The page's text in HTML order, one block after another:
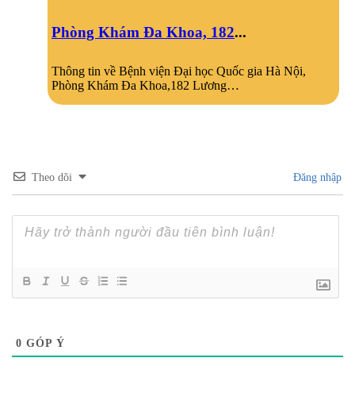
Phòng Khám Đa Khoa, 182...
Thông tin về Bệnh viện Đại học Quốc gia Hà Nội,
Phòng Khám Đa Khoa,182 Lương…
Theo dõi Đăng nhập
0 GÓP Ý